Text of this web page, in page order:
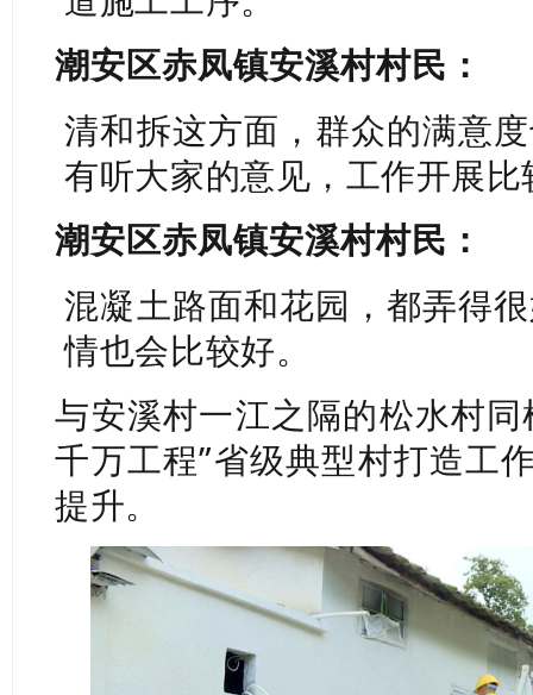
潮安区赤凤镇安溪村村民：
清和拆这方面，群众的满意
有听大家的意见，工作开展
潮安区赤凤镇安溪村村民：
混凝土路面和花园，都弄得
情也会比较好。
与安溪村一江之隔的松水村
千万工程”省级典型村打造工
提升。